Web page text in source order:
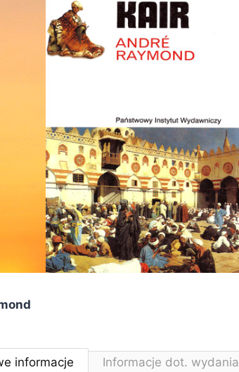
informacje Informacje dot. wydania